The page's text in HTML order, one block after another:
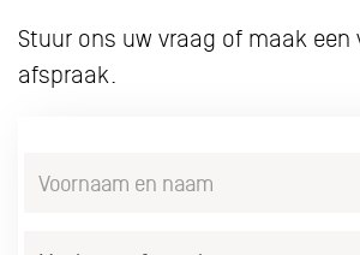
Stuur ons uw vraag of maak een
afspraak.